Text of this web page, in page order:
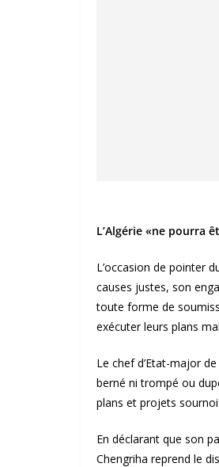
L’Algérie «ne pourra
L’occasion de pointer
causes justes, son
toute forme de
exécuter leurs plans
Le chef d’Etat-major
berné ni trompé ou
plans et projets
En déclarant que son
Chengriha reprend le